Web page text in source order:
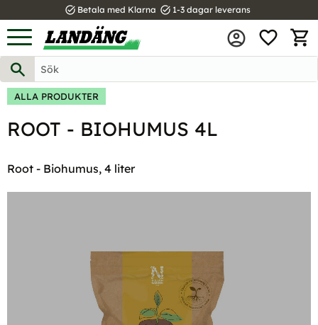
Meny
task_alt Betala med Klarna task_alt 1-3 dagar leverans
ALLA PRODUKTER
ROOT - BIOHUMUS 4L
Root - Biohumus, 4 liter